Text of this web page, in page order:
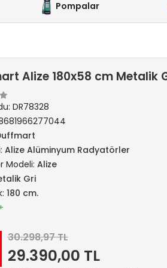
Pompalar
Alize 180x58 cm Metalik
DR78328
Alize Alüminyum Radyatörler
Modeli: Alize
Gri
180 cm.
30.298,97 TL
29.390,00 TL